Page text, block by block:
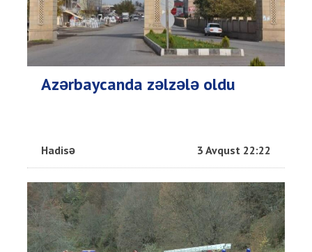
Azərbaycanda zəlzələ oldu
Hadisə 3 Avqust 22:22